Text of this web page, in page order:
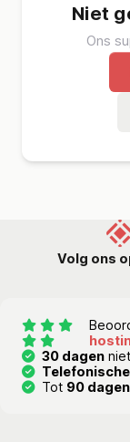
Niet
Ons
Volg ons
30 dagen
Telefonische
Tot 90 dagen